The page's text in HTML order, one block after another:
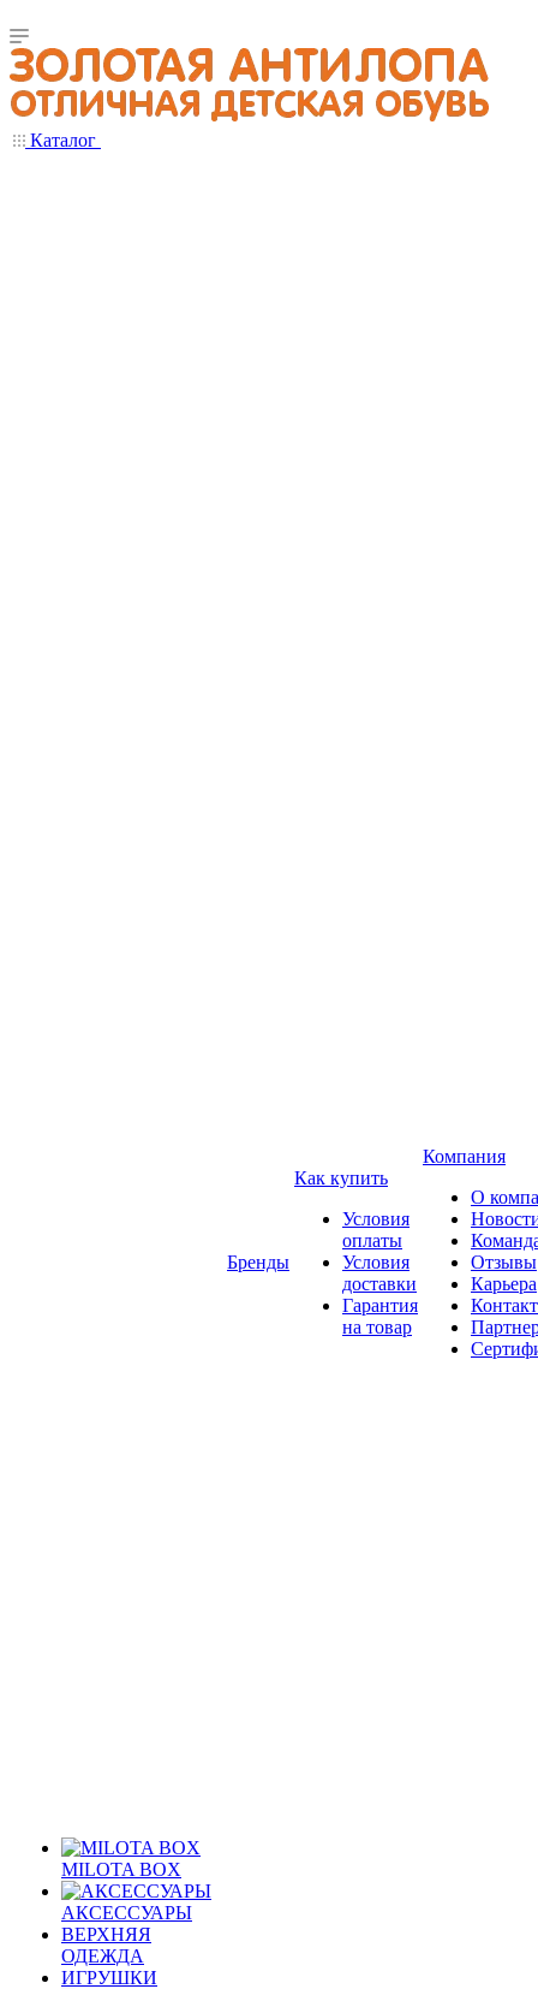
Каталог
MILOTA BOX
АКСЕССУАРЫ
ВЕРХНЯЯ
ОДЕЖДА
ИГРУШКИ
Бренды
Как купить
Условия
оплаты
Условия
доставки
Гарантия
на товар
Компания
О
Отзывы
Карьера